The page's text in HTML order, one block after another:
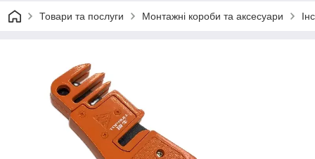
Товари та послуги Монтажні короби та аксесуари